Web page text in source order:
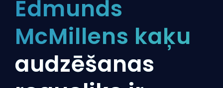
Edmunds
McMillens kaķu
audzēšanas